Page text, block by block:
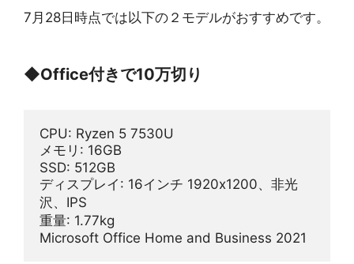
7月28日時点では以下の２モデルがおすすめです。
◆Office付きで10万切り
CPU: Ryzen 5 7530U
メモリ: 16GB
SSD: 512GB
ディスプレイ: 16インチ 1920x1200、非光
沢、IPS
重量: 1.77kg
Microsoft Office Home and Business 2021